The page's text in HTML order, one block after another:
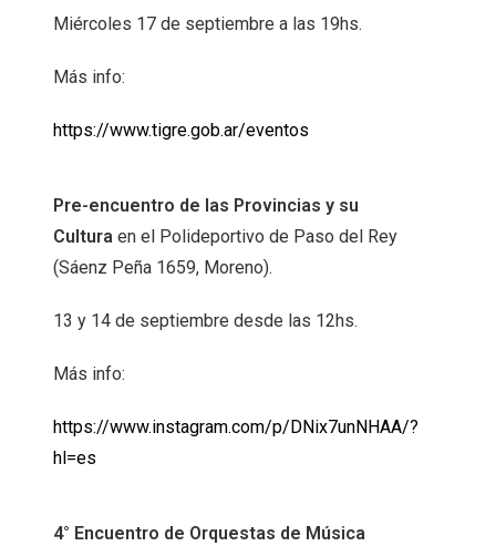
Miércoles 17 de septiembre a las 19hs.
Más info:
https://www.tigre.gob.ar/eventos
Pre-encuentro de las Provincias y su
Cultura en el Polideportivo de Paso del Rey
(Sáenz Peña 1659, Moreno).
13 y 14 de septiembre desde las 12hs.
Más info:
https://www.instagram.com/p/DNix7unNHAA/?
hl=es
4° Encuentro de Orquestas de Música